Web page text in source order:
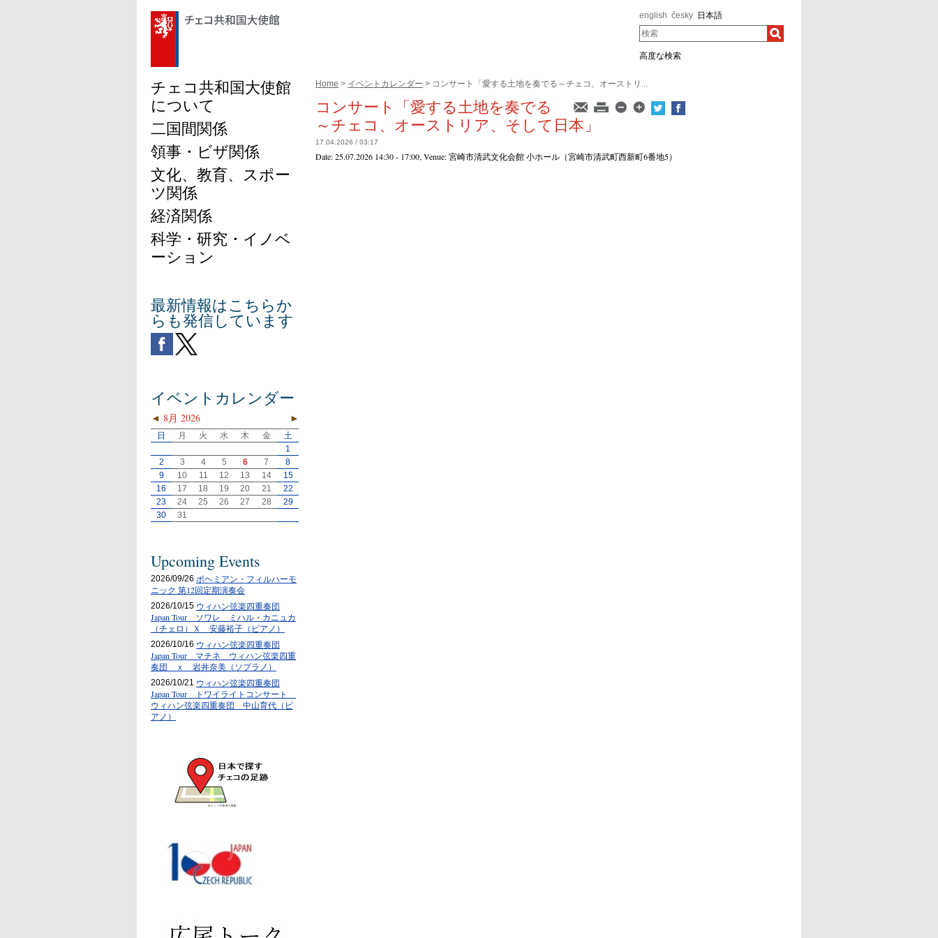
english česky 日本語
検索
高度な検索
Home > イベントカレンダー > コンサート「愛する土地を奏でる～チェコ、オーストリ...
コンサート「愛する土地を奏でる
～チェコ、オーストリア、そして日本」
17.04.2026 / 03:17
Date:25.07.2026 14:30 - 17:00, Venue:宮崎市清武文化会館 小ホール（宮崎市清武町西新町6番地5）
チェコ共和国大使館
について
二国間関係
領事・ビザ関係
文化、教育、スポー
ツ関係
経済関係
科学・研究・イノベ
ーション
最新情報はこちらか
らも発信しています
イベントカレンダー
◄ ►
8月 2026
日 月 火 水 木 金
土
1
2
3 4 5 6 7
8
9
10 11 12 13 14
15
16
17 18 19 20 21
22
23
24 25 26 27 28
29
30
31
Upcoming Events
2026/09/26 ボヘミアン・フィルハーモ
ニック 第12回定期演奏会
2026/10/15 ウィハン弦楽四重奏団
Japan Tour ソワレ ミハル・カニュカ
（チェロ）Ｘ 安藤裕子（ピアノ）
2026/10/16 ウィハン弦楽四重奏団
Japan Tour マチネ ウィハン弦楽四重
奏団 ｘ 岩井奈美（ソプラノ）
2026/10/21 ウィハン弦楽四重奏団
Japan Tour トワイライトコンサート
ウィハン弦楽四重奏団 中山育代（ピ
アノ）